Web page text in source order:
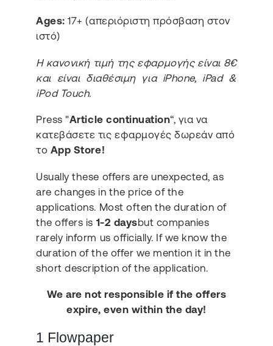
Ages: 17+ (απεριόριστη πρόσβαση στον
ιστό)
Η κανονική τιμή της εφαρμογής είναι 8€
και είναι διαθέσιμη για iPhone, iPad &
iPod Touch.
Press "Article continuation“, για να
κατεβάσετε τις εφαρμογές δωρεάν από
το App Store!
Usually these offers are unexpected, as
are changes in the price of the
applications. Most often the duration of
the offers is 1-2 daysbut companies
rarely inform us officially. If we know the
duration of the offer we mention it in the
short description of the application.
We are not responsible if the offers
expire, even within the day!
1 Flowpaper